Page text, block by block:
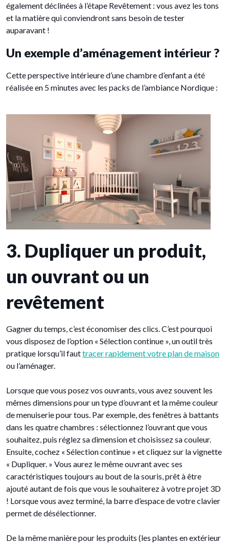
également déclinées à l’étape Revêtement : vous avez les tons
et la matière qui conviendront sans besoin de tester
auparavant !
Un exemple d’aménagement intérieur ?
Cette perspective intérieure d’une chambre d’enfant a été
réalisée en 5 minutes avec les packs de l’ambiance Nordique :
3. Dupliquer un produit,
un ouvrant ou un
revêtement
Gagner du temps, c’est économiser des clics. C’est pourquoi
vous disposez de l’option « Sélection continue », un outil très
pratique lorsqu’il fauttracer rapidement votre plan de maison
ou l’aménager.
Lorsque que vous posez vos ouvrants, vous avez souvent les
mêmes dimensions pour un type d’ouvrant et la même couleur
de menuiserie pour tous. Par exemple, des fenêtres à battants
dans les quatre chambres : sélectionnez l’ouvrant que vous
souhaitez, puis réglez sa dimension et choisissez sa couleur.
Ensuite, cochez « Sélection continue » et cliquez sur la vignette
« Dupliquer. » Vous aurez le même ouvrant avec ses
caractéristiques toujours au bout de la souris, prêt à être
ajouté autant de fois que vous le souhaiterez à votre projet 3D
! Lorsque vous avez terminé, la barre d’espace de votre clavier
permet de désélectionner.
De la même manière pour les produits (les plantes en extérieur